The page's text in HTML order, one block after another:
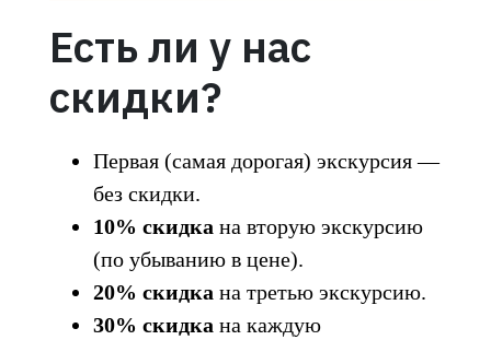
Есть ли у нас
скидки?
Первая (самая дорогая) экскурсия —
без скидки.
10% скидка на вторую экскурсию
(по убыванию в цене).
20% скидка на третью экскурсию.
30% скидка на каждую